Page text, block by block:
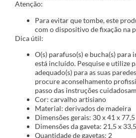
Atenção:
Para evitar que tombe, este
com o dispositivo de fixação na
Dica útil:
O(s) parafuso(s) e bucha(s) para
está incluído. Pesquise e utilize
adequado(s) para as suas
procure aconselhamento
passo das instruções
Cor: carvalho artisiano
Material: derivados de madeira
Dimensões gerais: 30 x 41 x
Dimensões da gaveta: 21,5 x
Quantidade de gavetas: 2